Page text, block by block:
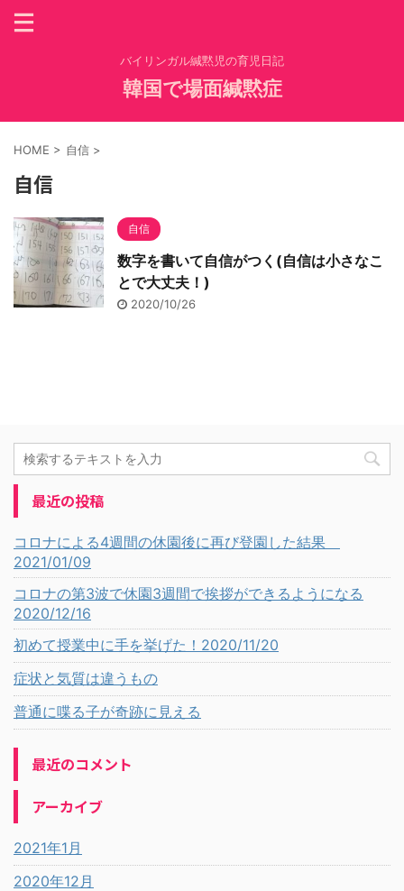
バイリンガル緘黙児の育児日記
韓国で場面緘黙症
HOME > 自信 >
自信
自信
数字を書いて自信がつく(自信は小さなこ
とで大丈夫！)
2020/10/26
最近の投稿
コロナによる4週間の休園後に再び登園した結果
2021/01/09
コロナの第3波で休園3週間で挨拶ができるようになる
2020/12/16
初めて授業中に手を挙げた！2020/11/20
症状と気質は違うもの
普通に喋る子が奇跡に見える
最近のコメント
アーカイブ
2021年1月
2020年12月